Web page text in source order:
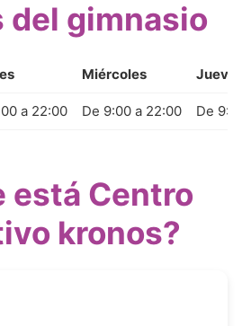
del gimnasio
Miércoles
a 22:00 De 9:00 a 22:00 De
está Centro
kronos?